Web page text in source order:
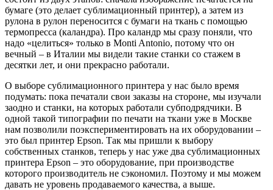
бумаге (это делает сублимационный принтер), а затем из
рулона в рулон переносится с бумаги на ткань с помощью
термопресса (каландра). Про каландр мы сразу поняли, что
надо «целиться» только в Monti Antonio, потому что он
вечный – в Италии мы видели такие станки со стажем в
десятки лет, и они прекрасно работали.
О выборе сублимационного принтера у нас было время
подумать: пока печатали свои заказы на стороне, мы изучали
заодно и станки, на которых работали субподрядчики. В
одной такой типографии по печати на ткани уже в Москве
нам позволили поэкспериментировать на их оборудовании –
это был принтер Epson. Так мы пришли к выбору
собственных станков, теперь у нас уже два сублимационных
принтера Epson – это оборудование, при производстве
которого производитель не сэкономил. Поэтому и мы можем
давать не уровень продаваемого качества, а выше.